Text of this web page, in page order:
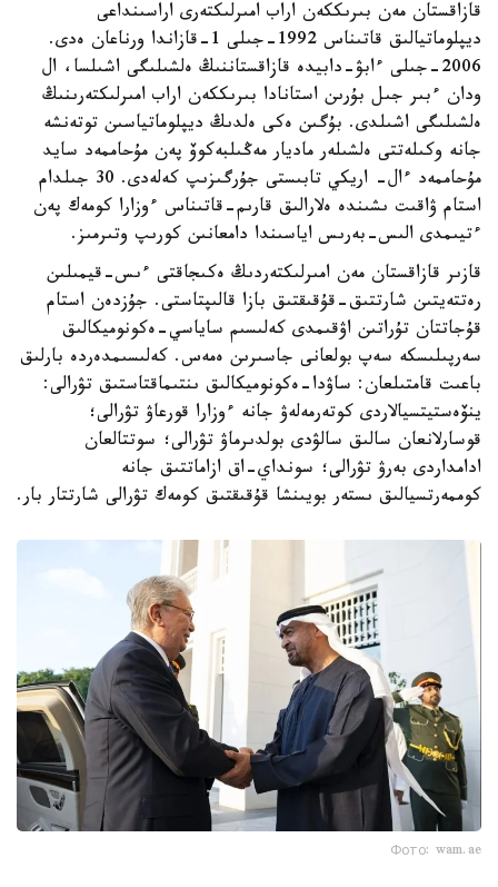
قازاقستان مەن بىرىككەن اراب امىرلىكتەرى اراسىنداعى
ديپلوماتيالىق قاتىناس 1992-جىلى 1-قازاندا ورناعان ەدى.
2006-جىلى ءابۋ-دابيدە قازاقستاننىڭ ەلشىلىگى اشىلسا، ال
ودان ءبىر جىل بۇرىن استانادا بىرىككەن اراب امىرلىكتەرىنىڭ
ەلشىلىگى اشىلدى. بۇگىن ەكى ەلدىڭ ديپلوماتياسىن توتەنشە
جانە وكىلەتتى ەلشىلەر ماديار مەڭىلبەكوۆ پەن مۇحاممەد سايد
مۇحاممەد ءال- اريكي تابىستى جۇرگىزىپ كەلەدى. 30 جىلدام
استام ۋاقىت ىشىندە ەلارالىق قارىم-قاتىناس ءوزارا كومەك پەن
ءتيىمدى الىس-بەرىس اياسىندا دامعانىن كورىپ وتىرمىز.
قازىر قازاقستان مەن امىرلىكتەردىڭ ەكىجاقتى ءىس-قيمىلىن
رەتتەيتىن شارتتىق-قۇقىقتىق بازا قالىپتاستى. جۇزدەن استام
قۇجاتتان تۇراتىن اۋقىمدى كەلىسىم ساياسي-ەكونوميكالىق
سەرپىلىسكە سەپ بولعانى جاسىرىن ەمەس. كەلىسىمدەردە بارلىق
باعىت قامتىلعان: ساۋدا-ەكونوميكالىق ىنتىماقتاستىق تۋرالى:
ينۆەستيتسيالاردى كوتەرمەلەۋ جانە ءوزارا قورعاۋ تۋرالى؛
قوسارلانعان سالىق سالۋدى بولدىرماۋ تۋرالى؛ سوتتالعان
ادامداردى بەرۋ تۋرالى؛ سونداي-اق ازاماتتىق جانە
كوممەرتسيالىق ىستەر بويىنشا قۇقىقتىق كومەك تۋرالى شارتتار بار.
Фото: wam.ae